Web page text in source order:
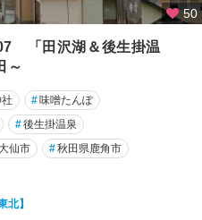
50
「田沢湖＆後生掛温
～
#味噌たんぽ
#後生掛温泉
仙市 #秋田県鹿角市
北】